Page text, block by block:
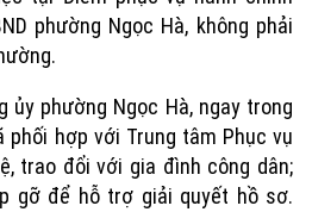
phường Ngọc Hà, không phải
ủy phường Ngọc Hà, ngay trong
hợp với Trung tâm Phục vụ
trao đổi với gia đình công dân;
gỡ để hỗ trợ giải quyết hồ sơ.